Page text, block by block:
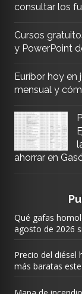
consultar los
Cursos
y PowerPoint
Euríbor hoy en
mensual y
ahorrar en
Qué gafas
agosto de 2026
Precio del diésel
más baratas